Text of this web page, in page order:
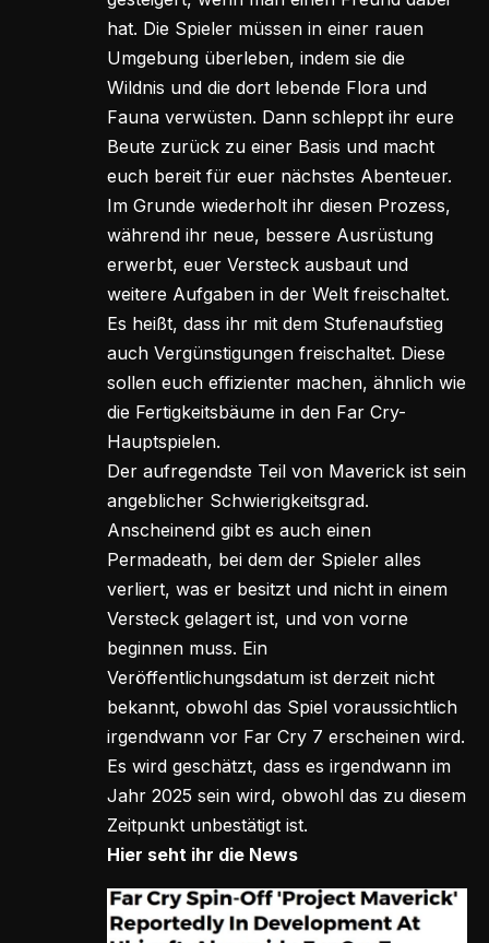
hat. Die Spieler müssen in einer rauen
Umgebung überleben, indem sie die
Wildnis und die dort lebende Flora und
Fauna verwüsten. Dann schleppt ihr eure
Beute zurück zu einer Basis und macht
euch bereit für euer nächstes Abenteuer.
Im Grunde wiederholt ihr diesen Prozess,
während ihr neue, bessere Ausrüstung
erwerbt, euer Versteck ausbaut und
weitere Aufgaben in der Welt freischaltet.
Es heißt, dass ihr mit dem Stufenaufstieg
auch Vergünstigungen freischaltet. Diese
sollen euch effizienter machen, ähnlich wie
die Fertigkeitsbäume in den Far Cry-
Hauptspielen.
Der aufregendste Teil von Maverick ist sein
angeblicher Schwierigkeitsgrad.
Anscheinend gibt es auch einen
Permadeath, bei dem der Spieler alles
verliert, was er besitzt und nicht in einem
Versteck gelagert ist, und von vorne
beginnen muss. Ein
Veröffentlichungsdatum ist derzeit nicht
bekannt, obwohl das Spiel voraussichtlich
irgendwann vor Far Cry 7 erscheinen wird.
Es wird geschätzt, dass es irgendwann im
Jahr 2025 sein wird, obwohl das zu diesem
Zeitpunkt unbestätigt ist.
Hier seht ihr die News